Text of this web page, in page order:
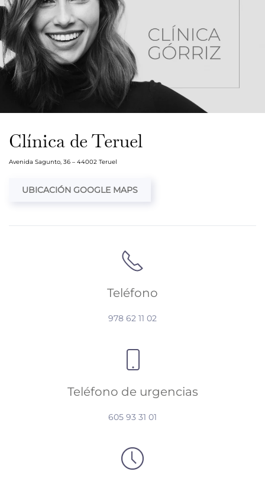
Clínica de Teruel
Avenida Sagunto, 36 – 44002 Teruel
UBICACIÓN GOOGLE MAPS
Teléfono
978 62 11 02
Teléfono de urgencias
605 93 31 01